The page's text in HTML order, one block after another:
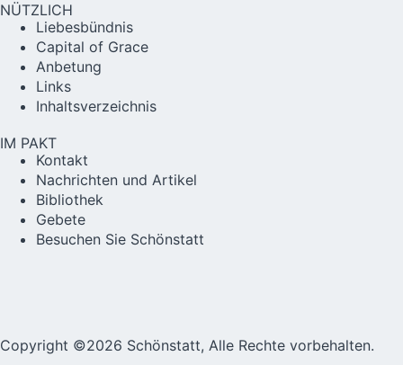
NÜTZLICH
Liebesbündnis
Capital of Grace
Anbetung
Links
Inhaltsverzeichnis
IM PAKT
Kontakt
Nachrichten und Artikel
Bibliothek
Gebete
Besuchen Sie Schönstatt
Copyright ©2026 Schönstatt, Alle Rechte vorbehalten.